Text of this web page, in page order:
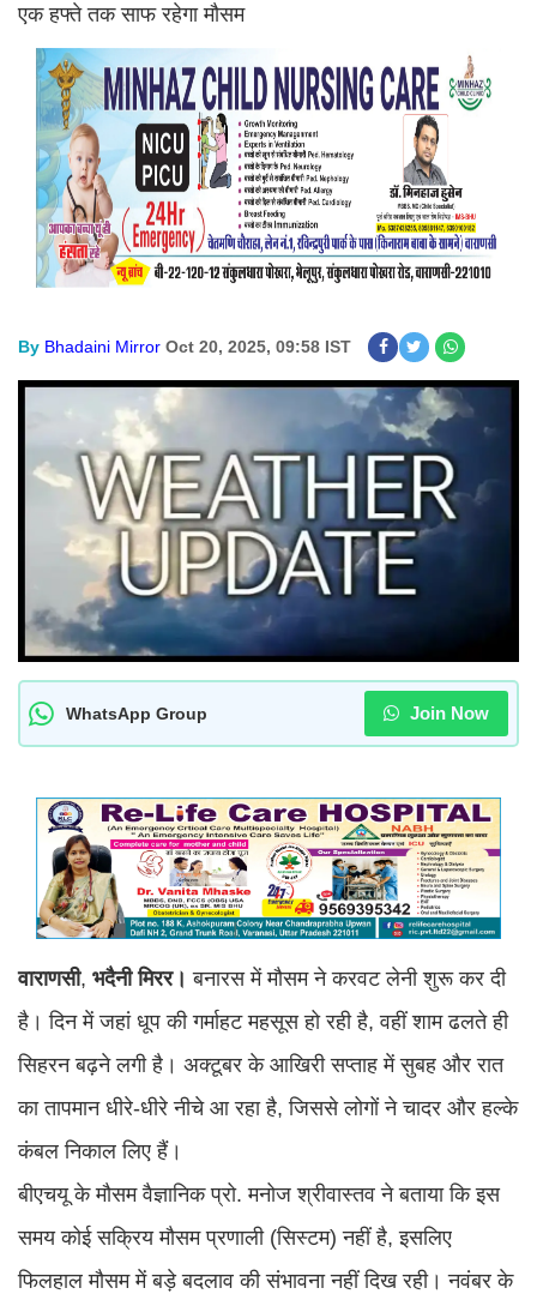
एक हफ्ते तक साफ रहेगा मौसम
By Bhadaini Mirror Oct 20, 2025, 09:58 IST
WhatsApp Group Join Now
वाराणसी, भदैनी मिरर। बनारस में मौसम ने करवट लेनी शुरू कर दी
है। दिन में जहां धूप की गर्माहट महसूस हो रही है, वहीं शाम ढलते ही
सिहरन बढ़ने लगी है। अक्टूबर के आखिरी सप्ताह में सुबह और रात
का तापमान धीरे-धीरे नीचे आ रहा है, जिससे लोगों ने चादर और हल्के
कंबल निकाल लिए हैं।
बीएचयू के मौसम वैज्ञानिक प्रो. मनोज श्रीवास्तव ने बताया कि इस
समय कोई सक्रिय मौसम प्रणाली (सिस्टम) नहीं है, इसलिए
फिलहाल मौसम में बड़े बदलाव की संभावना नहीं दिख रही। नवंबर के